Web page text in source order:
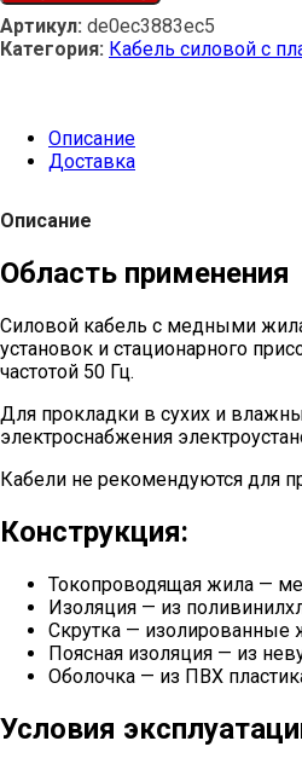
Артикул: de0ec3883ec5
Категория: Кабель силовой с
Описание
Доставка
Описание
Область применения
Силовой кабель с медными
установок и стационарного
частотой 50 Гц.
Для прокладки в сухих и
электроснабжения
Кабели не рекомендуются для
Конструкция:
Токопроводящая жила —
Изоляция — из
Скрутка — изолированные
Поясная изоляция — из
Оболочка — из ПВХ
Условия